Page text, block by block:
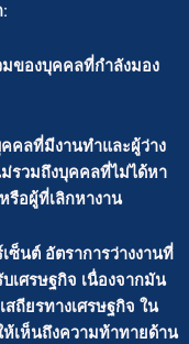
ของบุคคลที่กำลังมอง
คคลที่มีงานทำและผู้ว่าง
รวมถึงบุคคลที่ไม่ได้หา
รือผู้ที่เลิกหางาน
ซ็นต์ อัตราการว่างงานที่
เศรษฐกิจ เนื่องจากมัน
ถียรทางเศรษฐกิจ ใน
เห็นถึงความท้าทายด้าน